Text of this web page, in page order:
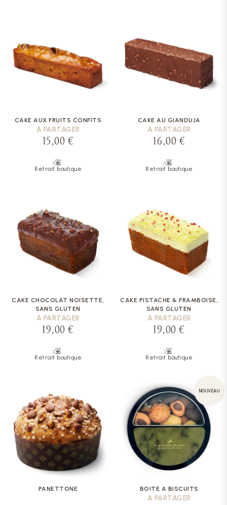
CAKE AUX FRUITS CONFITS
À PARTAGER
15,00 €
Retrait boutique
CAKE AU GIANDUJA
À PARTAGER
16,00 €
Retrait boutique
CAKE CHOCOLAT NOISETTE,
SANS GLUTEN
À PARTAGER
19,00 €
Retrait boutique
CAKE PISTACHE & FRAMBOISE,
SANS GLUTEN
À PARTAGER
19,00 €
Retrait boutique
PANETTONE
NOUVEAU
BOITE A BISCUITS
À PARTAGER